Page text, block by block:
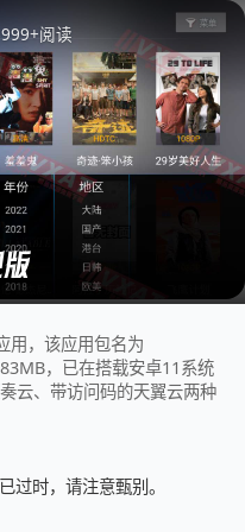
999+阅读
用，该应用包名为
，已在搭载安卓11系统
云、带访问码的天翼云两种
过时，请注意甄别。